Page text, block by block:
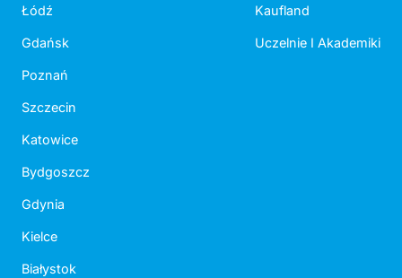
Łódź
Gdańsk
Poznań
Szczecin
Katowice
Bydgoszcz
Gdynia
Kielce
Białystok
Kaufland
Uczelnie I Akademiki